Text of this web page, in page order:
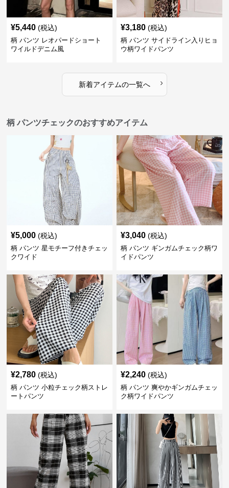
¥5,440 (税込)
柄 パンツ レオパードショート
ワイルドデニム風
¥3,180 (税込)
柄 パンツ サイドライン入りヒョ
ウ柄ワイドパンツ
新着アイテムの一覧へ ›
柄 パンツチェックのおすすめアイテム
¥5,000 (税込)
柄 パンツ 星モチーフ付きチェッ
クワイド
¥3,040 (税込)
柄 パンツ ギンガムチェック柄ワ
イドパンツ
¥2,780 (税込)
柄 パンツ 小粒チェック柄ストレ
ートパンツ
¥2,240 (税込)
柄 パンツ 爽やかギンガムチェッ
ク柄ワイドパンツ